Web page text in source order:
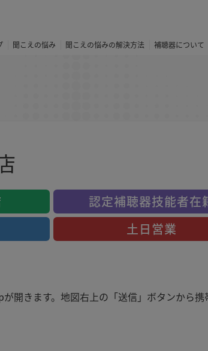
聞こえの悩み 聞こえの悩みの解決方法 補聴器について
認定補聴器技能者在
土日営業
開きます。地図右上の「送信」ボタンから携